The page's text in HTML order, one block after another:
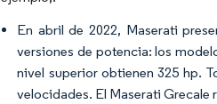
En abril de 2022, Maserati
versiones de potencia: los
nivel superior obtienen 325 hp.
velocidades. El Maserati Grecale